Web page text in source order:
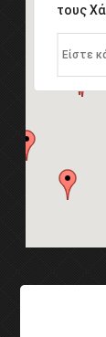
ΤΟ
1ο
2ο
3ο
τους
Είστε